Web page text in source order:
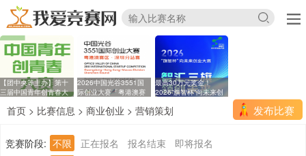
【团中央等主办】第十
三届中国青年创青春大
2026中国光谷3551国
际创业大赛「粤港澳赛
最高30万元奖金！
2026“旗智杯”向未来创
发布比赛
首页 > 比赛信息 > 商业创业 > 营销策划
竞赛阶段: 不限 正在报名 报名结束
即将报名